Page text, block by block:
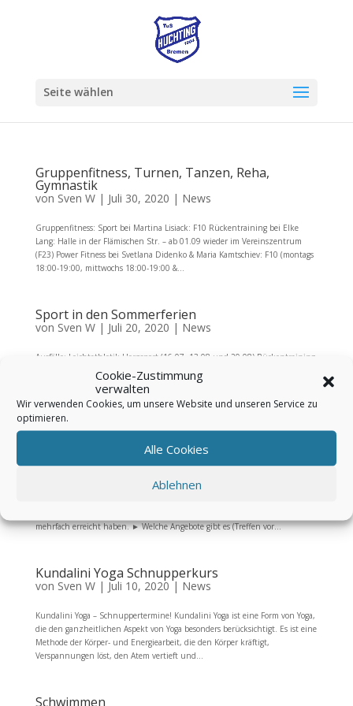
Cookie-Zustimmung
verwalten
Wir verwenden Cookies, um unsere Website und unseren Service zu
optimieren.
Alle Cookies
Ablehnen
Seite wählen
Gruppenfitness, Turnen, Tanzen, Reha,
Gymnastik
von Sven W| Juli 30, 2020 | News
Gruppenfitness: Sport bei Martina Lisiack: F10 Rückentraining bei Elke
Lang: Halle in der Flämischen Str. – ab 01.09 wieder im Vereinszentrum
(F23) Power Fitness bei Svetlana Didenko & Maria Kamtschiev: F10 (montags
18:00-19:00, mittwochs 18:00-19:00 &...
Sport in den Sommerferien
von Sven W| Juli 20, 2020 | News
Ausfälle: Leichtathletik Herzsport (16.07, 13.08 und 20.08) Rückentraining
bei Elke Lang bis 11.08 Badminton (Sommepause 27.07. – 17.08) Findet
statt: Kinderturnen (20.07., 22.07., 27.07., 29.07., 03.08., 05.08.2020)
Karate bei Ahmad Al-Osman montags 18:30-...
Juli 14, 2020|News
Liebe Mitglieder, wir freuen uns, euch in den Ferien (ab 20. Juli) ein
mehrfach erreicht haben. ► Welche Angebote gibt es (Treffen vor...
Kundalini Yoga Schnupperkurs
von Sven W| Juli 10, 2020 | News
Kundalini Yoga – Schnuppertermine! Kundalini Yoga ist eine Form von Yoga,
die den ganzheitlichen Aspekt von Yoga besonders berücksichtigt. Es ist eine
Methode der Körper- und Energiearbeit, die den Körper kräftigt,
Verspannungen löst, den Atem vertieft und...
Schwimmen